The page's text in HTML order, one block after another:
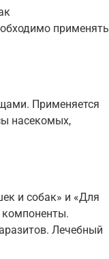
применять
Применяется
насекомых,
и собак» и «Для
компоненты.
Лечебный